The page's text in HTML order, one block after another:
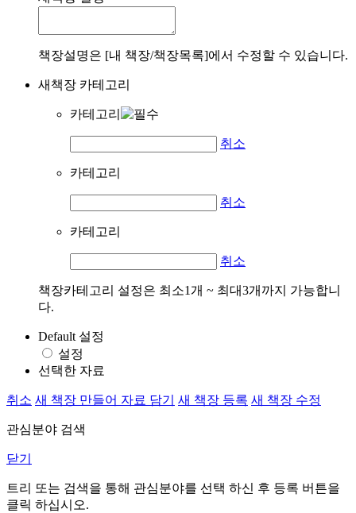
책장설명은 [내 책장/책장목록]에서 수정할 수 있습니다.
새책장 카테고리
카테고리
취소
카테고리
취소
카테고리
취소
책장카테고리 설정은 최소1개 ~ 최대3개까지 가능합니
다.
Default 설정
설정
선택한 자료
취소 새 책장 만들어 자료 담기 새 책장 등록 새 책장 수정
관심분야 검색
닫기
트리 또는 검색을 통해 관심분야를 선택 하신 후 등록 버튼을
클릭 하십시오.